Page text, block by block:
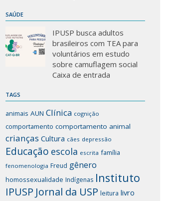
SAÚDE
IPUSP busca adultos
brasileiros com TEA para
voluntários em estudo
sobre camuflagem social
Caixa de entrada
TAGS
animais AUN Clínica cognição
comportamento comportamento animal
crianças Cultura cães depressão
Educação escola escrita família
fenomenologia Freud gênero
homossexualidade Indígenas Instituto
IPUSP Jornal da USP leitura livro